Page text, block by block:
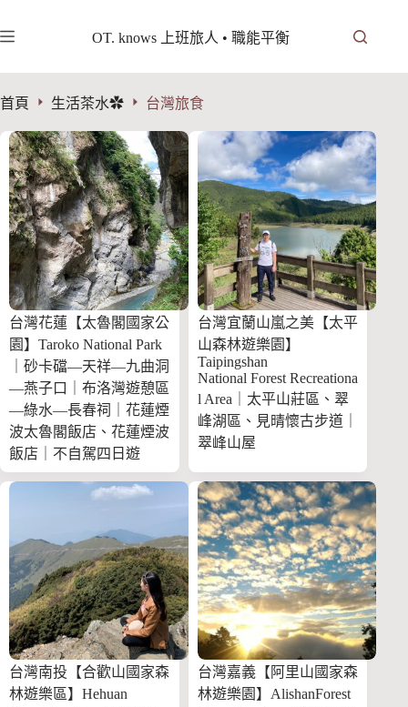
至
要
內
OT. knows 上班旅人 • 職能平衡
首頁 生活茶水✿ 台灣旅食
台灣花蓮【太魯閣國家公
園】Taroko National Park
｜砂卡礑—天祥—九曲洞
—燕子口｜布洛灣遊憩區
—綠水—長春祠｜花蓮煙
波太魯閣飯店、花蓮煙波
飯店｜不自駕四日遊
台灣宜蘭山嵐之美【太平
山森林遊樂園】
Taipingshan
National Forest Recreationa
l Area｜太平山莊區、翠
峰湖區、見晴懷古步道｜
翠峰山屋
台灣南投【合歡山國家森
林遊樂區】Hehuan
台灣嘉義【阿里山國家森
林遊樂園】AlishanForest